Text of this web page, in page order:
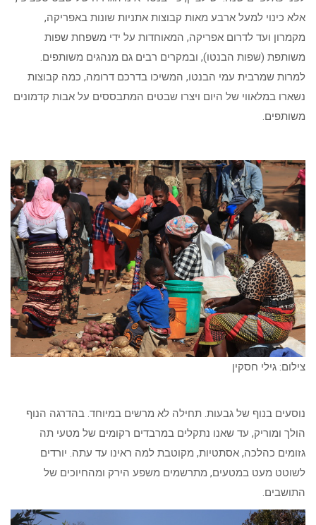
אלא כינוי למעל ארבע מאות קבוצות אתניות שונות באפריקה,
מקמרון ועד לדרום אפריקה, המאוחדות על ידי משפחת שפות
משותפת (שפות הבנטו), ובמקרים רבים גם מנהגים משותפים.
למרות שמרבית עמי הבנטו, המשיכו בדרכם דרומה, כמה קבוצות
נשארו במלאווי של היום ויצרו שבטים המתבססים על אבות קדמונים
משותפים.
צילום: גילי חסקין
נוסעים בנוף של גבעות. תחילה לא מרשים במיוחד. בהדרגה הנוף
הולך ומוריק, עד שאנו נתקלים במרבדים רקומים של מטעי תה
גזומים כהלכה, אסתטיות, מקוטבת למה ראינו עד עתה. יורדים
לשוטט מעט במטעים, מתרשמים משפע הירק ומהחיוכים של
התושבים.